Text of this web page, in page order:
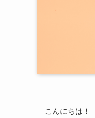
こんにちは！